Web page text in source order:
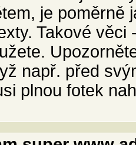
je poměrně
Takové
např. před
plnou fotek